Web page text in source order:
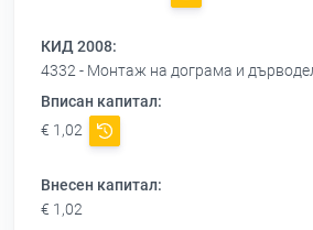
КИД 2008:
4332 - Монтаж на дограма и
Вписан капитал:
€ 1,02
Внесен капитал:
€ 1,02